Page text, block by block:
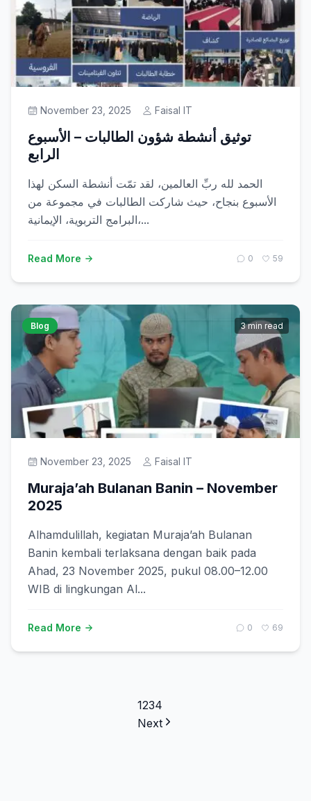
November 23, 2025 Faisal IT
توثيق أنشطة شؤون الطالبات – الأسبوع
الرابع
الحمد لله ربِّ العالمين، لقد تمّت أنشطة السكن لهذا
الأسبوع بنجاح، حيث شاركت الطالبات في مجموعة من
البرامج التربوية، الإيمانية،...
Read More 0 59
Blog 3 min read
November 23, 2025 Faisal IT
Muraja’ah Bulanan Banin – November
2025
Alhamdulillah, kegiatan Muraja’ah Bulanan
Banin kembali terlaksana dengan baik pada
Ahad, 23 November 2025, pukul 08.00–12.00
WIB di lingkungan Al...
Read More 0 69
1234
Next